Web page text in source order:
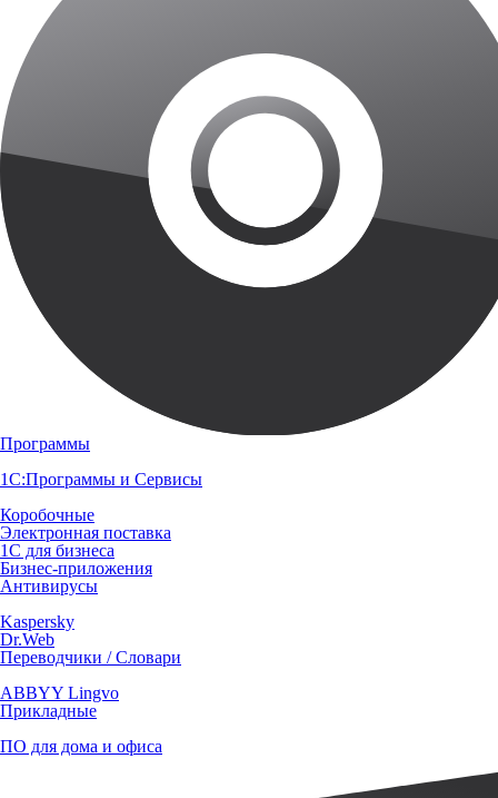
Программы
1С:Программы и Сервисы
Коробочные
Электронная поставка
1С для бизнеса
Бизнес-приложения
Антивирусы
Kaspersky
Dr.Web
Переводчики / Словари
ABBYY Lingvo
Прикладные
ПО для дома и офиса